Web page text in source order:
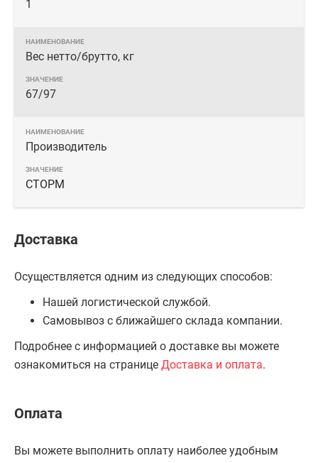
1
Вес нетто/брутто, кг
67/97
Производитель
СТОРМ
Доставка
Осуществляется одним из следующих способов:
Нашей логистической службой.
Самовывоз с ближайшего склада компании.
Подробнее с информацией о доставке вы можете
ознакомиться на странице Доставка и оплата.
Оплата
Вы можете выполнить оплату наиболее удобным